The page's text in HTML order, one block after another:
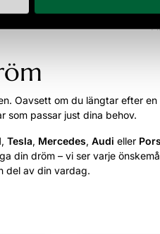
Oavsett om du längtar efter
passar just dina behov.
, Tesla, Mercedes, Audi eller
din dröm – vi ser varje
del av din vardag.